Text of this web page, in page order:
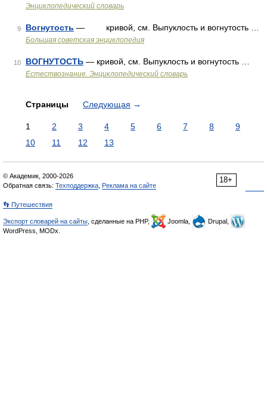
Энциклопедический словарь
9 Вогнутость — кривой, см. Выпуклость и вогнутость …
Большая советская энциклопедия
10 ВОГНУТОСТЬ — кривой, см. Выпуклость и вогнутость …
Естествознание. Энциклопедический словарь
Страницы Следующая →
1 2 3 4 5 6 7 8
9
10
11 12 13
18+
© Академик, 2000-2026
Обратная связь: Техподдержка Реклама на сайте
👣 Путешествия
Экспорт словарей на сайты , сделанные на PHP, Joomla,
Drupal,
WordPress, MODx.